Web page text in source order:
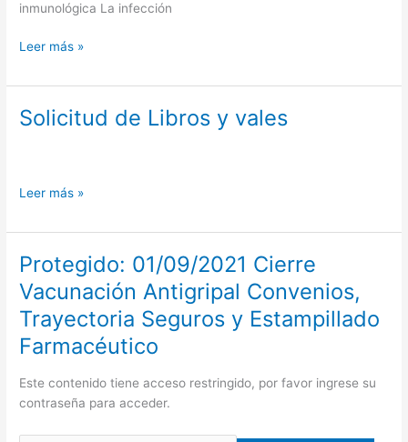
inmunológica La infección
vacunación
Leer más »
Solicitud de Libros y vales
Solicitud
vales
Leer más »
Protegido: 01/09/2021 Cierre
Vacunación Antigripal Convenios,
Trayectoria Seguros y Estampillado
Farmacéutico
Este contenido tiene acceso restringido, por favor ingrese su
contraseña para acceder.
Protegido:
01/09/2021
Cierre
Vacunación
Antigripal
Trayectoria
Seguros